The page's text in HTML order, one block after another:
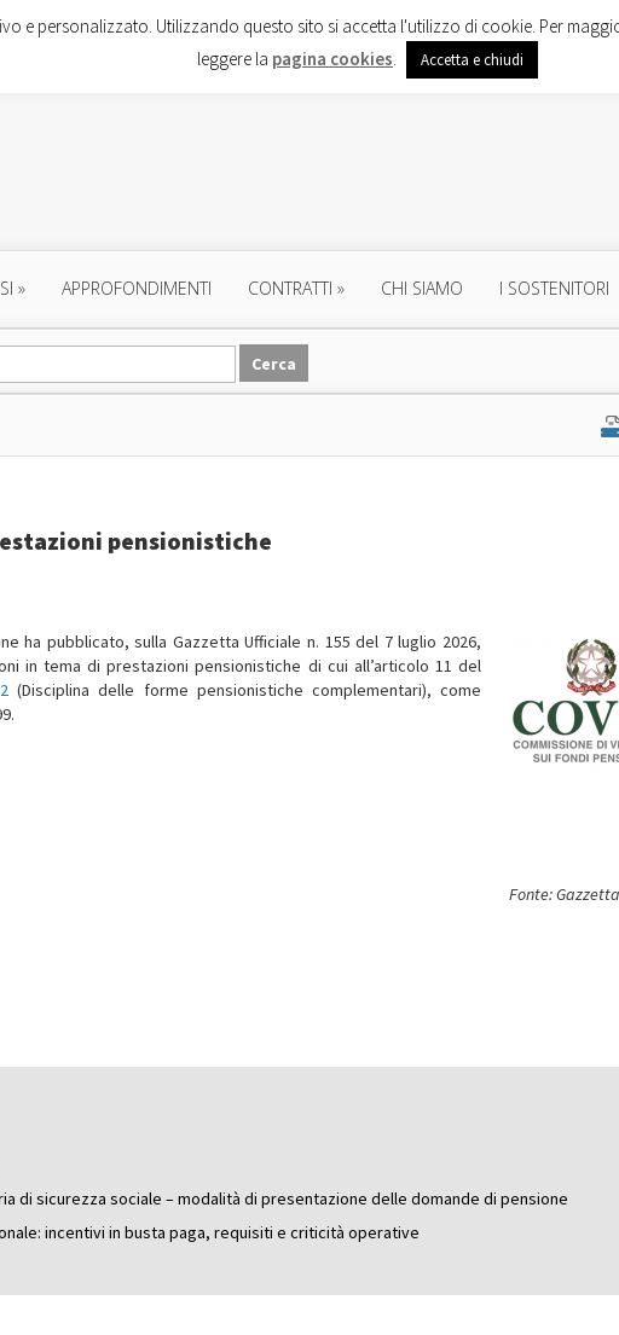
» APPROFONDIMENTI CONTRATTI » CHI SIAMO I SOSTENITORI
pensionistiche
ha pubblicato, sulla Gazzetta Ufficiale n. 155 del 7 luglio 2026,
in tema di prestazioni pensionistiche di cui all’articolo 11 del
(Disciplina delle forme pensionistiche complementari), come
Fonte:
di sicurezza sociale – modalità di presentazione delle domande di pensione
incentivi in busta paga, requisiti e criticità operative
e personalizzato. Utilizzando questo sito si accetta l'utilizzo di cookie. Per
leggere la pagina cookies. Accetta e chiudi